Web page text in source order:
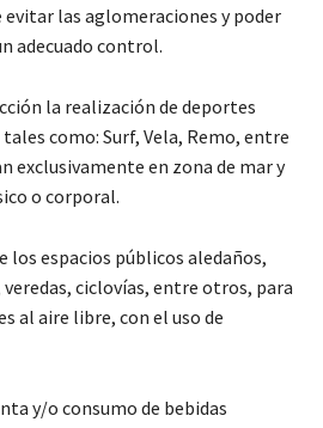
evitar las aglomeraciones y poder
adecuado control.
la realización de deportes
como: Surf, Vela, Remo, entre
exclusivamente en zona de mar y
o corporal.
los espacios públicos aledaños,
ciclovías, entre otros, para
al aire libre, con el uso de
y/o consumo de bebidas